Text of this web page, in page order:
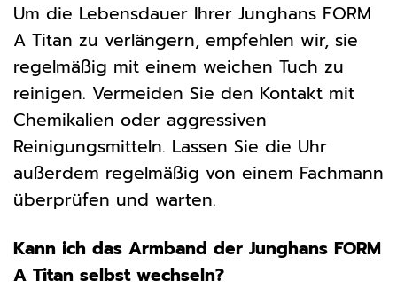
Um die Lebensdauer Ihrer Junghans FORM
A Titan zu verlängern, empfehlen wir, sie
regelmäßig mit einem weichen Tuch zu
reinigen. Vermeiden Sie den Kontakt mit
Chemikalien oder aggressiven
Reinigungsmitteln. Lassen Sie die Uhr
außerdem regelmäßig von einem Fachmann
überprüfen und warten.
Kann ich das Armband der Junghans FORM
A Titan selbst wechseln?